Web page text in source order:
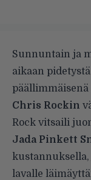
Sunnuntain ja
aikaan
päällimmäisenä
Chris Rockin
Rock vitsaili
Jada Pinkett
lavalle